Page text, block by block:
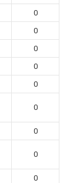
0
0
0
0
0
0
0
0
0